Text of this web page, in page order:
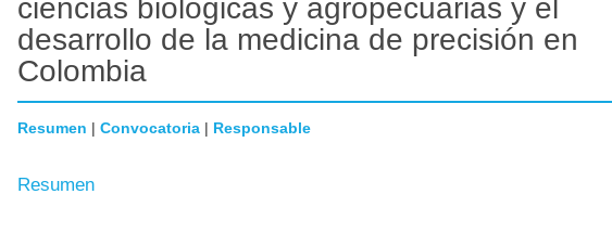
ciencias biológicas y agropecuarias y el
desarrollo de la medicina de precisión en
Colombia
Resumen | Convocatoria | Responsable
Resumen